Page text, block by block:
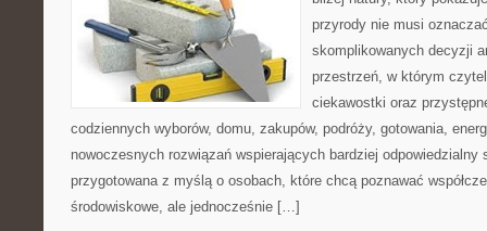
przyrody nie musi
skomplikowanych decyzji
przestrzeń, w którym
ciekawostki oraz
codziennych wyborów, domu, zakupów, podróży, gotowania,
nowoczesnych rozwiązań wspierających bardziej odpowiedzialny
przygotowana z myślą o osobach, które chcą poznawać
środowiskowe, ale jednocześnie […]